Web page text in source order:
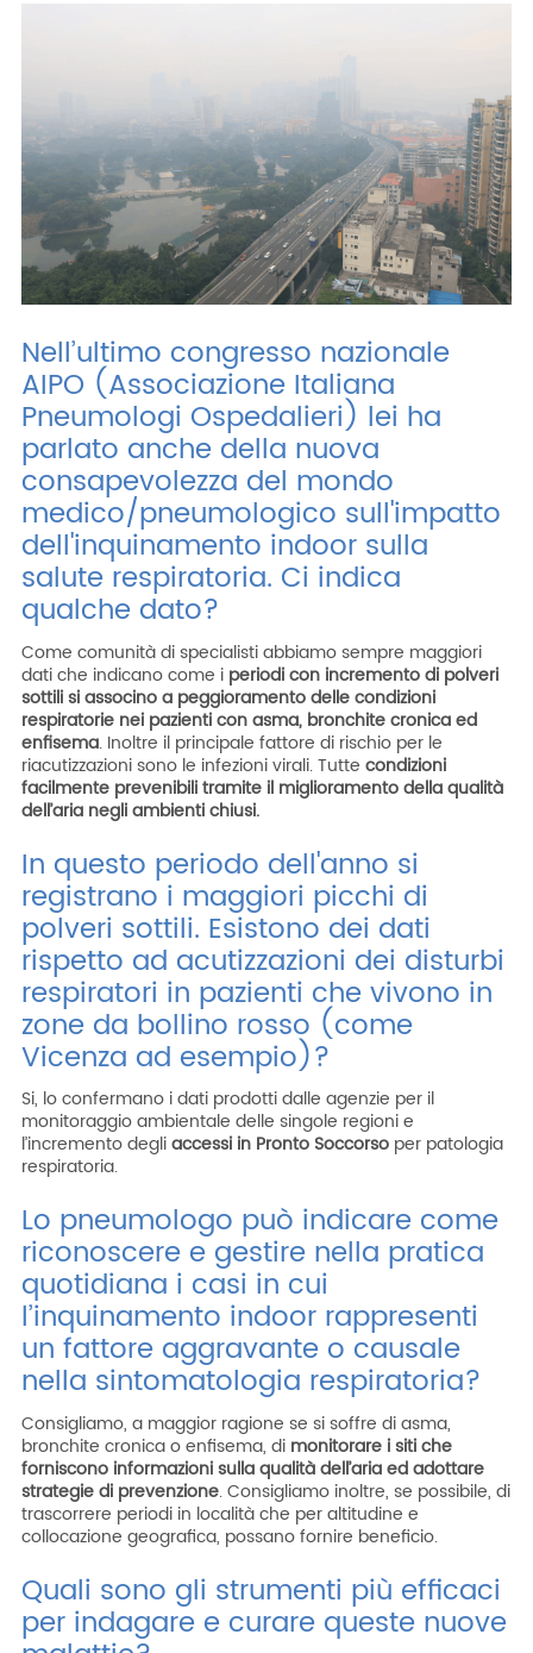
Nell’ultimo congresso nazionale
AIPO (Associazione Italiana
Pneumologi Ospedalieri) lei ha
parlato anche della nuova
consapevolezza del mondo
medico/pneumologico sull'impatto
dell'inquinamento indoor sulla
salute respiratoria. Ci indica
qualche dato?
Come comunità di specialisti abbiamo sempre maggiori
dati che indicano come i periodi con incremento di polveri
sottili si associno a peggioramento delle condizioni
respiratorie nei pazienti con asma, bronchite cronica ed
enfisema. Inoltre il principale fattore di rischio per le
riacutizzazioni sono le infezioni virali. Tutte condizioni
facilmente prevenibili tramite il miglioramento della qualità
dell’aria negli ambienti chiusi.
In questo periodo dell'anno si
registrano i maggiori picchi di
polveri sottili. Esistono dei dati
rispetto ad acutizzazioni dei disturbi
respiratori in pazienti che vivono in
zone da bollino rosso (come
Vicenza ad esempio)?
Si, lo confermano i dati prodotti dalle agenzie per il
monitoraggio ambientale delle singole regioni e
l’incremento degliaccessi in Pronto Soccorsoper patologia
respiratoria.
Lo pneumologo può indicare come
riconoscere e gestire nella pratica
quotidiana i casi in cui
l’inquinamento indoor rappresenti
un fattore aggravante o causale
nella sintomatologia respiratoria?
Consigliamo, a maggior ragione se si soffre di asma,
bronchite cronica o enfisema, di monitorare i siti che
forniscono informazioni sulla qualitàdell’aria ed adottare
strategie di prevenzione. Consigliamo inoltre, se possibile, di
trascorrere periodi in località che per altitudine e
collocazione geografica, possano fornire beneficio.
Quali sono gli strumenti più efficaci
per indagare e curare queste nuove